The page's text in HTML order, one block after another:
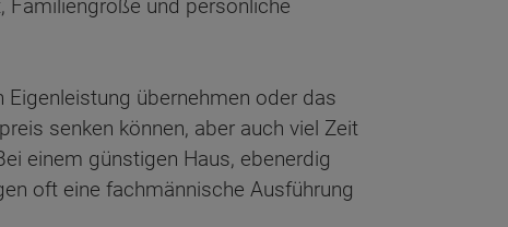
Familiengröße und persönliche
übernehmen oder das
senken können, aber auch viel Zeit
einem günstigen Haus, ebenerdig
oft eine fachmännische Ausführung